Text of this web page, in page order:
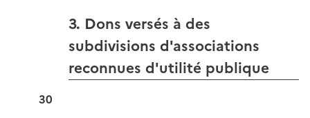
3. Dons versés à des
subdivisions d'associations
reconnues d'utilité publique
30